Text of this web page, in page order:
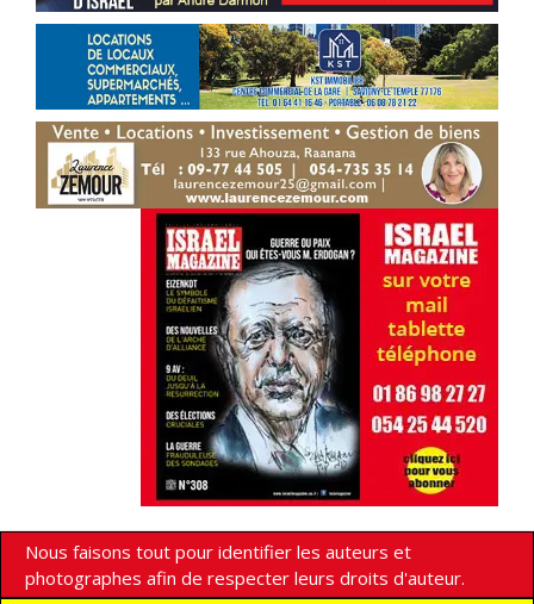
Nous faisons tout pour identifier les auteurs et
photographes afin de respecter leurs droits d'auteur.